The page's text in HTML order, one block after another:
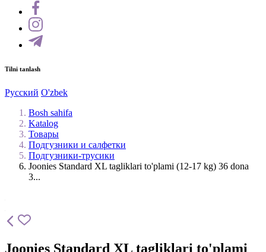
Tilni tanlash
Русский O'zbek
Bosh sahifa
Katalog
Товары
Подгузники и салфетки
Подгузники-трусики
Joonies Standard XL tagliklari to'plami (12-17 kg) 36 dona
3...
Joonies Standard XL tagliklari to'plami